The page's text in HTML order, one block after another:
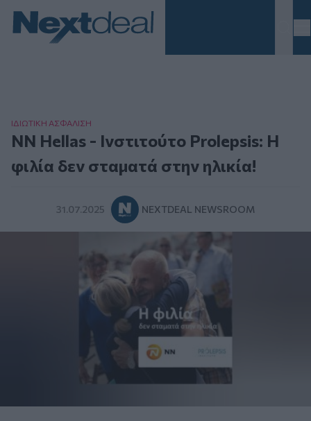
ΙΔΙΩΤΙΚΗ ΑΣΦAΛΙΣΗ
NN Hellas - Ινστιτούτο Prolepsis: Η
φιλία δεν σταματά στην ηλικία!
31.07.2025 NEXTDEAL NEWSROOM